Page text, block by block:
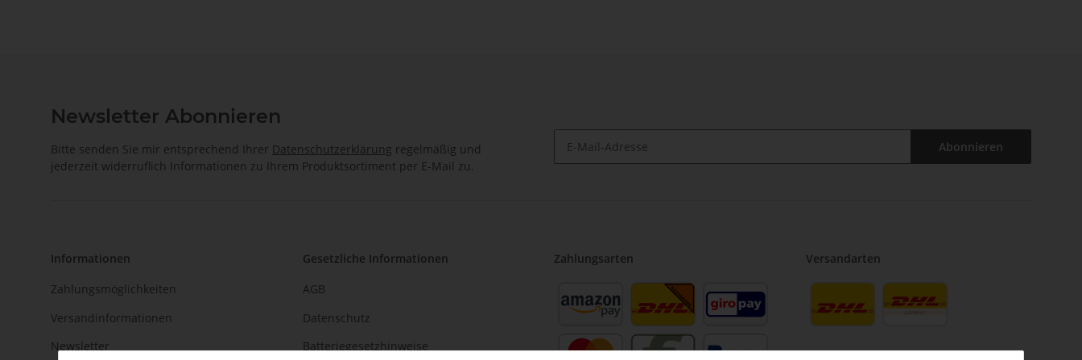
Newsletter Abonnieren
Bitte senden Sie mir entsprechend Ihrer Datenschutzerklärung regelmäßig und
jederzeit widerruflich Informationen zu Ihrem Produktsortiment per E-Mail zu.
Abonnieren
Informationen
Zahlungsmöglichkeiten
Versandinformationen
Newsletter
Gesetzliche Informationen
AGB
Datenschutz
Batteriegesetzhinweise
Zahlungsarten Versandarten